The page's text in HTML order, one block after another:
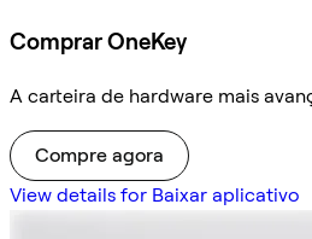
Comprar OneKey
A carteira de hardware mais
Compre agora
View details for Baixar aplicativo